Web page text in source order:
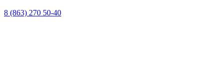
8 (863) 270 50-40